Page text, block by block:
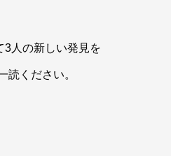
3人の新しい発見を
読ください。